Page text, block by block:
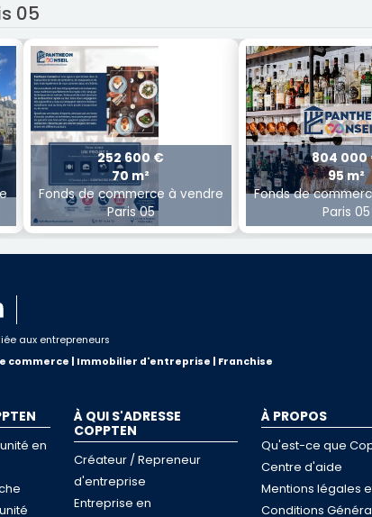
05
252 600 €
70 m²
Fonds de commerce à vendre
Paris 05
804 000
95 m²
Fonds de
Paris 05
aux entrepreneurs
commerce | Immobilier d'entreprise | Franchise
en
À QUI S'ADRESSE
COPPTEN
Créateur / Repreneur
d'entreprise
Entreprise en
À PROPOS
Qu'est-ce que
Centre d'aide
Mentions légales
Conditions